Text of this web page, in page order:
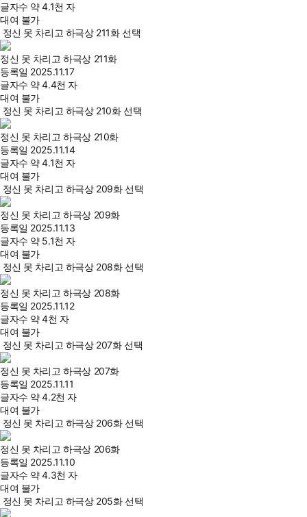
글자수 약 4.1천 자
대여 불가
정신 못 차리고 하극상 211화 선택
정신 못 차리고 하극상 211화
등록일 2025.11.17
글자수 약 4.4천 자
대여 불가
정신 못 차리고 하극상 210화 선택
정신 못 차리고 하극상 210화
등록일 2025.11.14
글자수 약 4.1천 자
대여 불가
정신 못 차리고 하극상 209화 선택
정신 못 차리고 하극상 209화
등록일 2025.11.13
글자수 약 5.1천 자
대여 불가
정신 못 차리고 하극상 208화 선택
정신 못 차리고 하극상 208화
등록일 2025.11.12
글자수 약 4천 자
대여 불가
정신 못 차리고 하극상 207화 선택
정신 못 차리고 하극상 207화
등록일 2025.11.11
글자수 약 4.2천 자
대여 불가
정신 못 차리고 하극상 206화 선택
정신 못 차리고 하극상 206화
등록일 2025.11.10
글자수 약 4.3천 자
대여 불가
정신 못 차리고 하극상 205화 선택